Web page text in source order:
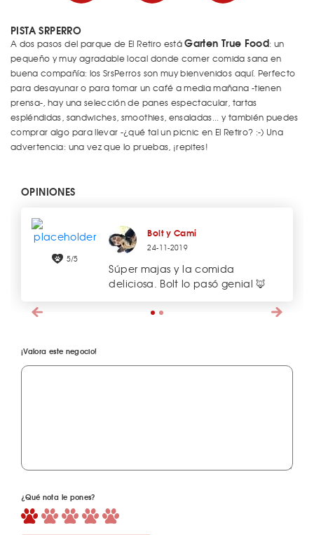
PISTA SRPERRO
A dos pasos del parque de El Retiro estáGarten True Food: un
pequeño y muy agradable local donde comer comida sana en
buena compañía: los SrsPerros son muy bienvenidos aquí. Perfecto
para desayunar o para tomar un café a media mañana -tienen
prensa-, hay una selección de panes espectacular, tartas
espléndidas, sandwiches, smoothies, ensaladas... y también puedes
comprar algo para llevar -¿qué tal un picnic en El Retiro? :-) Una
advertencia: una vez que lo pruebas, ¡repites!
OPINIONES
5/5
Bolt y Cami
24-11-2019
Súper majas y la comida
deliciosa. Bolt lo pasó genial 🦊
¡Valora este negocio!
¿Qué nota le pones?